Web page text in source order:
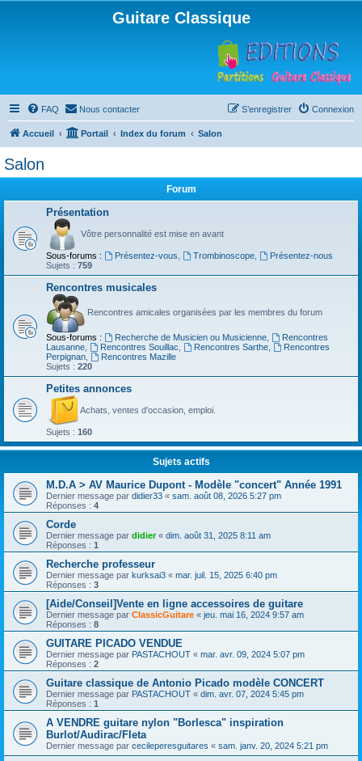
Guitare Classique
FAQ Nous contacter Connexion
S’enregistrer
Accueil Portail Index du forum Salon
Salon
Forum
Présentation
Vôtre personnalité est mise en avant
Sous-forums : Présentez-vous Trombinoscope,
Présentez-nous
Sujets : 759
Rencontres musicales
Rencontres amicales organisées par les membres du forum
Sous-forums : Recherche de Musicien ou Musicienne,
Rencontres
Lausanne
Rencontres Souillac Rencontres Sarthe,
Rencontres
Perpignan
Rencontres Mazille
Sujets : 220
Petites annonces
Achats, ventes d'occasion, emploi.
Sujets : 160
Sujets actifs
M.D.A > AV Maurice Dupont - Modèle "concert" Année 1991
Dernier message par didier33 « sam. août 08, 2026 5:27 pm
Réponses : 4
Corde
Dernier message par didier« dim. août 31, 2025 8:11 am
Réponses : 1
Recherche professeur
Dernier message par kurksai3 « mar. juil. 15, 2025 6:40 pm
Réponses : 3
[Aide/Conseil]Vente en ligne accessoires de guitare
Dernier message par ClassicGuitare « jeu. mai 16, 2024 9:57 am
Réponses : 8
GUITARE PICADO VENDUE
Dernier message par PASTACHOUT « mar. avr. 09, 2024 5:07 pm
Réponses : 2
Guitare classique de Antonio Picado modèle CONCERT
Dernier message par PASTACHOUT « dim. avr. 07, 2024 5:45 pm
Réponses : 1
A VENDRE guitare nylon "Borlesca" inspiration
Burlot/Audirac/Fleta
Dernier message par cecileperesguitares « sam. janv. 20, 2024 5:21 pm